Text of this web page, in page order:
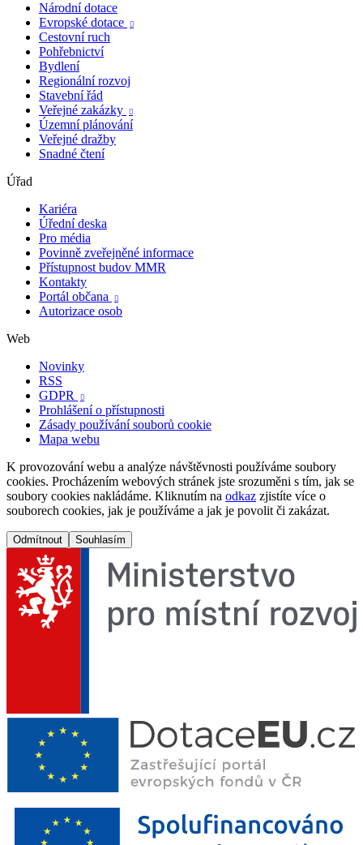
Národní dotace
Evropské dotace

Cestovní ruch
Pohřebnictví
Bydlení
Regionální rozvoj
Stavební řád
Veřejné zakázky

Územní plánování
Veřejné dražby
Snadné čtení
Úřad
Kariéra
Úřední deska
Pro média
Povinně zveřejněné informace
Přístupnost budov MMR
Kontakty
Portál občana

Autorizace osob
Web
Novinky
RSS
GDPR

Prohlášení o přístupnosti
Zásady používání souborů cookie
Mapa webu
K provozování webu a analýze návštěvnosti používáme soubory
cookies. Procházením webových stránek jste srozuměni s tím, jak se
soubory cookies nakládáme. Kliknutím na odkaz zjistíte více o
souborech cookies, jak je používáme a jak je povolit či zakázat.
Odmítnout Souhlasím